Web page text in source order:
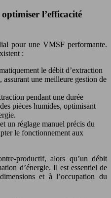
l’efficacité
pour une VMSF performante.
:
le débit d’extraction
assurant une meilleure gestion de
pendant une durée
pièces humides, optimisant
un réglage manuel précis du
le fonctionnement aux
productif, alors qu’un débit
d’énergie. Il est essentiel de
et à l’occupation du